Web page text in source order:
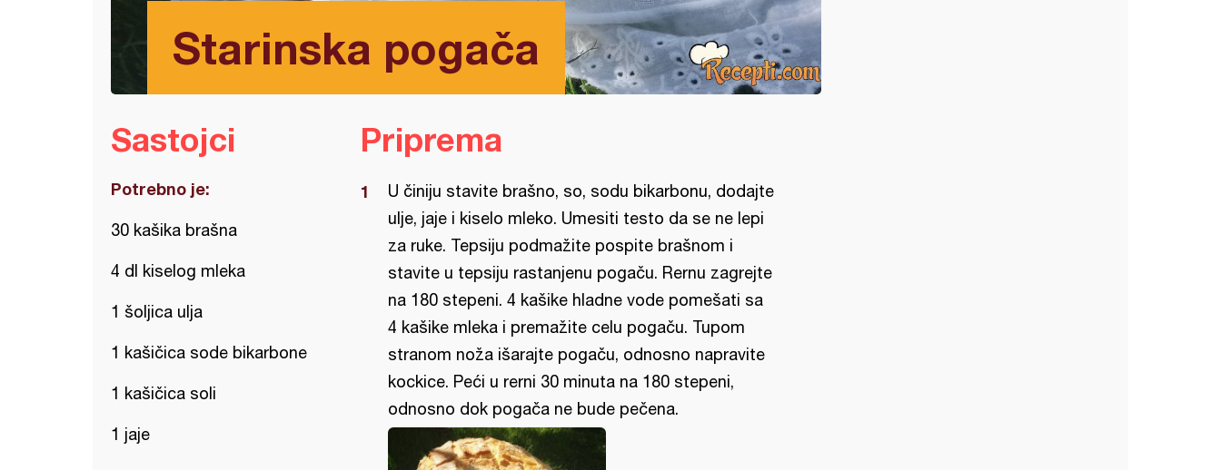
Starinska pogača
Sastojci
Potrebno je:
30 kašika brašna
4 dl kiselog mleka
1 šoljica ulja
1 kašičica sode bikarbone
1 kašičica soli
1 jaje
Priprema
U činiju stavite brašno, so, sodu bikarbonu, dodajte
ulje, jaje i kiselo mleko. Umesiti testo da se ne lepi
za ruke. Tepsiju podmažite pospite brašnom i
stavite u tepsiju rastanjenu pogaču. Rernu zagrejte
na 180 stepeni. 4 kašike hladne vode pomešati sa
4 kašike mleka i premažite celu pogaču. Tupom
stranom noža išarajte pogaču, odnosno napravite
kockice. Peći u rerni 30 minuta na 180 stepeni,
odnosno dok pogača ne bude pečena.